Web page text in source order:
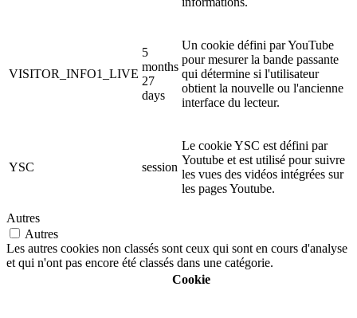
VISITOR_INFO1_LIVE
5
months
27
days
Un cookie défini par YouTube
pour mesurer la bande passante
qui détermine si l'utilisateur
obtient la nouvelle ou l'ancienne
interface du lecteur.
YSC session
Le cookie YSC est défini par
Youtube et est utilisé pour suivre
les vues des vidéos intégrées sur
les pages Youtube.
Autres
Autres
Les autres cookies non classés sont ceux qui sont en cours d'analyse
et qui n'ont pas encore été classés dans une catégorie.
Cookie